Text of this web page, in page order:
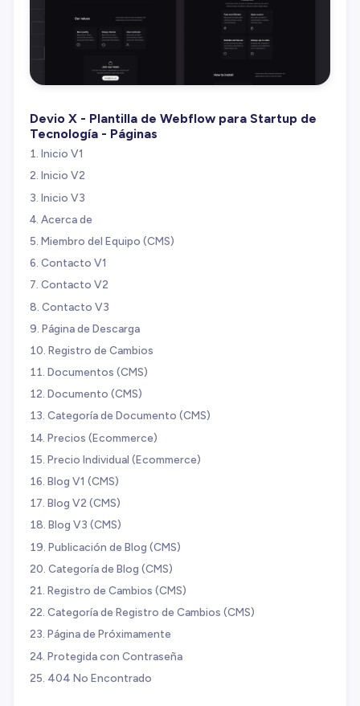
Devio X - Plantilla de Webflow para Startup de
Tecnología - Páginas
Inicio V1
Inicio V2
Inicio V3
Acerca de
Miembro del Equipo (CMS)
Contacto V1
Contacto V2
Contacto V3
Página de Descarga
Registro de Cambios
Documentos (CMS)
Documento (CMS)
Categoría de Documento (CMS)
Precios (Ecommerce)
Precio Individual (Ecommerce)
Blog V1 (CMS)
Blog V2 (CMS)
Blog V3 (CMS)
Publicación de Blog (CMS)
Categoría de Blog (CMS)
Registro de Cambios (CMS)
Categoría de Registro de Cambios (CMS)
Página de Próximamente
Protegida con Contraseña
404 No Encontrado